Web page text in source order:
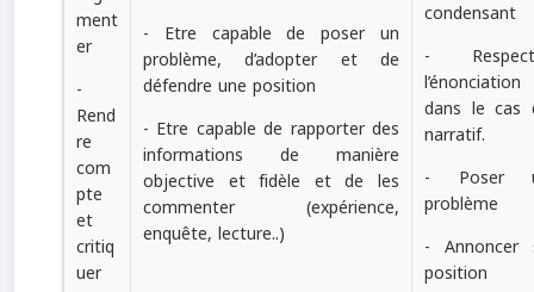
ment
er
-
Rend
re
com
pte
et
critiq
uer
- Etre capable de poser un
problème, d’adopter et de
défendre une position
- Etre capable de rapporter des
informations de manière
objective et fidèle et de les
commenter (expérience,
enquête, lecture..)
condensant
-
l’énonciation
dans le cas
narratif.
- Poser
problème
- Annoncer
position